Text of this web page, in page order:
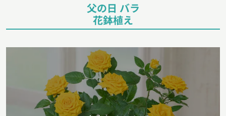
父の日 バラ
花鉢植え